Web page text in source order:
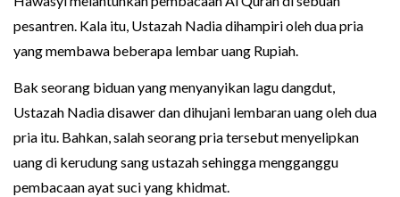
pesantren. Kala itu, Ustazah Nadia dihampiri oleh dua pria
yang membawa beberapa lembar uang Rupiah.
Bak seorang biduan yang menyanyikan lagu dangdut,
Ustazah Nadia disawer dan dihujani lembaran uang oleh dua
pria itu. Bahkan, salah seorang pria tersebut menyelipkan
uang di kerudung sang ustazah sehingga mengganggu
pembacaan ayat suci yang khidmat.